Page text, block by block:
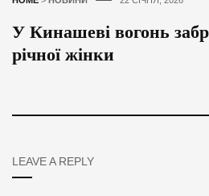
У Кинашеві вогонь
річної жінки
LEAVE A REPLY